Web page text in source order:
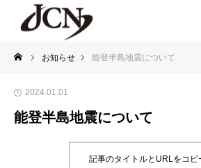
お知らせ 能登半島地震について
2024.01.01
能登半島地震について
記事のタイトルとURLをコピ